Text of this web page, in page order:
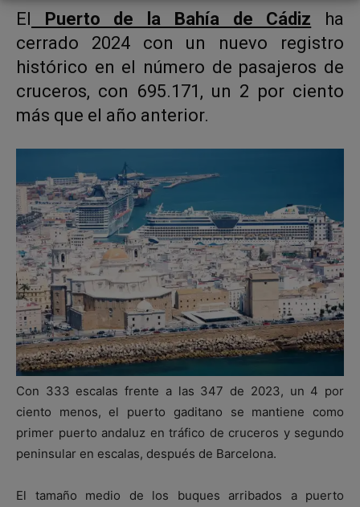
El Puerto de la Bahía de Cádiz ha
cerrado 2024 con un nuevo registro
histórico en el número de pasajeros de
cruceros, con 695.171, un 2 por ciento
más que el año anterior.
Con 333 escalas frente a las 347 de 2023, un 4 por
ciento menos, el puerto gaditano se mantiene como
primer puerto andaluz en tráfico de cruceros y segundo
peninsular en escalas, después de Barcelona.
El tamaño medio de los buques arribados a puerto